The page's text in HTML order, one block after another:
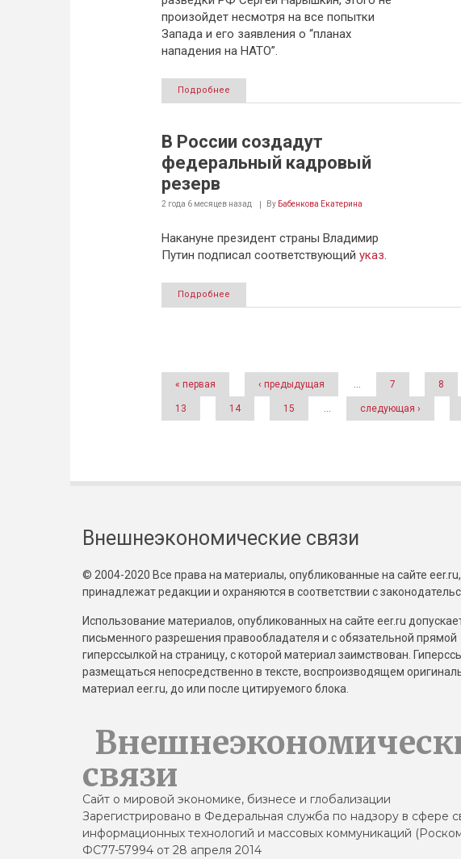
произойдет несмотря на все попытки
Запада и его заявления о “планах
нападения на НАТО”.
Подробнее
В России создадут
федеральный кадровый
резерв
2 года 6 месяцевназад By Бабенкова Екатерина
Накануне президент страны Владимир
Путин подписал соответствующий указ.
Подробнее
Страницы
« первая ‹ предыдущая … 7 8
13 14 15 … следующая ›
Внешнеэкономические связи
© 2004-2020 Все права на материалы, опубликованные на сайте eer.ru,
принадлежат редакции и охраняются в соответствии с
Использование материалов, опубликованных на сайте eer.ru
письменного разрешения правообладателя и с обязательной прямой
гиперссылкой на страницу, с которой материал заимствован.
размещаться непосредственно в тексте, воспроизводящем
материал eer.ru, до или после цитируемого блока.
связи
Сайт о мировой экономике, бизнесе и глобализации
Зарегистрировано в Федеральная служба по надзору в сфере
информационных технологий и массовых коммуникаций
ФС77-57994 от 28 апреля 2014